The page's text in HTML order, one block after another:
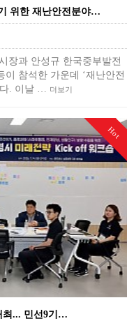
위한 재난안전분야…
장과 안성규 한국중부발전
참석한 가운데 ‘재난안전
다. 이날 … 더보기
Hot
최... 민선9기…